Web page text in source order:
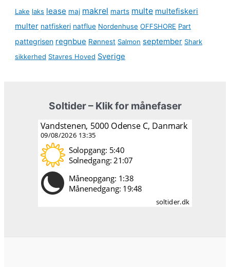
Lake laks lease maj makrel marts multe multefiskeri
multer natfiskeri natflue Nordenhuse OFFSHORE Part
pattegrisen regnbue Rønnest Salmon september Shark
sikkerhed Stavres Hoved Sverige
Soltider – Klik for månefaser